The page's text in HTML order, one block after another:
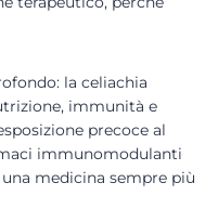
la celiachia
immunità e
precoce al
immunomodulanti
medicina sempre più